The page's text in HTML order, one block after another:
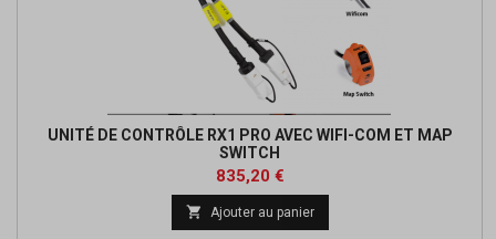
UNITÉ DE CONTRÔLE RX1 PRO AVEC WIFI-COM ET MAP
SWITCH
Prix
835,20 €
 Ajouter au panier